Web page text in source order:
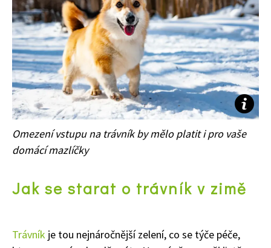
Omezení vstupu na trávník by mělo platit i pro vaše
domácí mazlíčky
Jak se starat o trávník v zimě
Trávník je tou nejnáročnější zelení, co se týče péče,